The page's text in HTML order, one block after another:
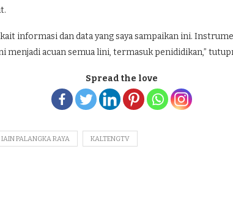
informasi dan data yang saya sampaikan ini.
menjadi acuan semua lini, termasuk penididikan,”
Spread the love
IAIN PALANGKA RAYA KALTENGTV